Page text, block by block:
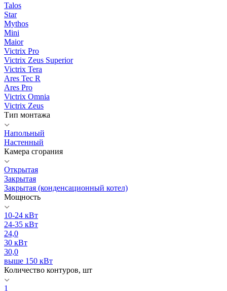
Talos
Star
Mythos
Mini
Maior
Victrix Pro
Victrix Zeus Superior
Victrix Tera
Ares Tec R
Ares Pro
Victrix Omnia
Victrix Zeus
Тип монтажа
Напольный
Настенный
Камера сгорания
Открытая
Закрытая
Закрытая (конденсационный котел)
Мощность
10-24 кВт
24-35 кВт
24,0
30 кВт
30,0
выше 150 кВт
Количество контуров, шт
1